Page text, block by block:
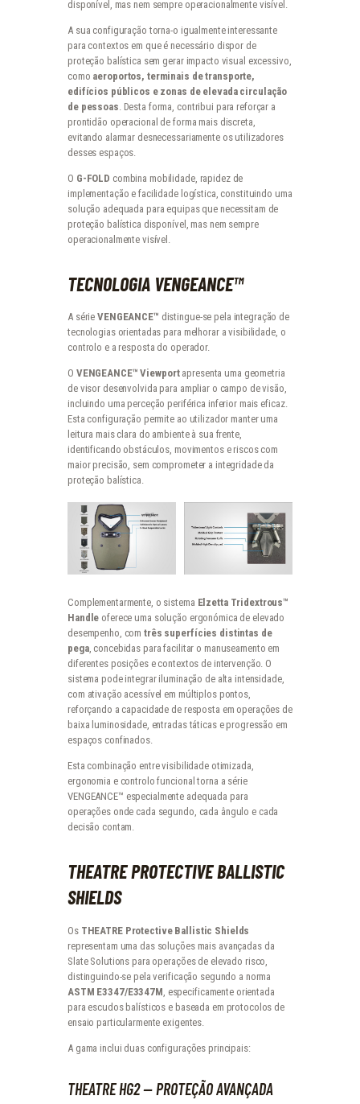
disponível, mas nem sempre operacionalmente visível.
A sua configuração torna-o igualmente interessante
para contextos em que é necessário dispor de
proteção balística sem gerar impacto visual excessivo,
como aeroportos, terminais de transporte,
edifícios públicos e zonas de elevada circulação
de pessoas . Desta forma, contribui para reforçar a
prontidão operacional de forma mais discreta,
evitando alarmar desnecessariamente os utilizadores
desses espaços.
O G-FOLD combina mobilidade, rapidez de
implementação e facilidade logística, constituindo uma
solução adequada para equipas que necessitam de
proteção balística disponível, mas nem sempre
operacionalmente visível.
TECNOLOGIA VENGEANCE™
A sérieVENGEANCE™ distingue-se pela integração de
tecnologias orientadas para melhorar a visibilidade, o
controlo e a resposta do operador.
O VENGEANCE™ Viewportapresenta uma geometria
de visor desenvolvida para ampliar o campo de visão,
incluindo uma perceção periférica inferior mais eficaz.
Esta configuração permite ao utilizador manter uma
leitura mais clara do ambiente à sua frente,
identificando obstáculos, movimentos e riscos com
maior precisão, sem comprometer a integridade da
proteção balística.
Complementarmente, o sistema Elzetta Tridextrous™
Handle oferece uma solução ergonómica de elevado
desempenho, comtrês superfícies distintas de
pega, concebidas para facilitar o manuseamento em
diferentes posições e contextos de intervenção. O
sistema pode integrar iluminação de alta intensidade,
com ativação acessível em múltiplos pontos,
reforçando a capacidade de resposta em operações de
baixa luminosidade, entradas táticas e progressão em
espaços confinados.
Esta combinação entre visibilidade otimizada,
ergonomia e controlo funcional torna a série
VENGEANCE™ especialmente adequada para
operações onde cada segundo, cada ângulo e cada
decisão contam.
THEATRE PROTECTIVE BALLISTIC
SHIELDS
Os THEATRE Protective Ballistic Shields
representam uma das soluções mais avançadas da
Slate Solutions para operações de elevado risco,
distinguindo-se pela verificação segundo a norma
ASTM E3347/E3347M , especificamente orientada
para escudos balísticos e baseada em protocolos de
ensaio particularmente exigentes.
A gama inclui duas configurações principais:
THEATRE HG2 — PROTEÇÃO AVANÇADA